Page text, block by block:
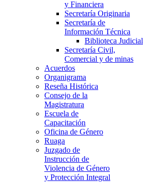
y Financiera
Secretaría Originaria
Secretaría de
Información Técnica
Biblioteca Judicial
Secretaría Civil,
Comercial y de minas
Acuerdos
Organigrama
Reseña Histórica
Consejo de la
Magistratura
Escuela de
Capacitación
Oficina de Género
Ruaga
Juzgado de
Instrucción de
Violencia de Género
y Protección Integral